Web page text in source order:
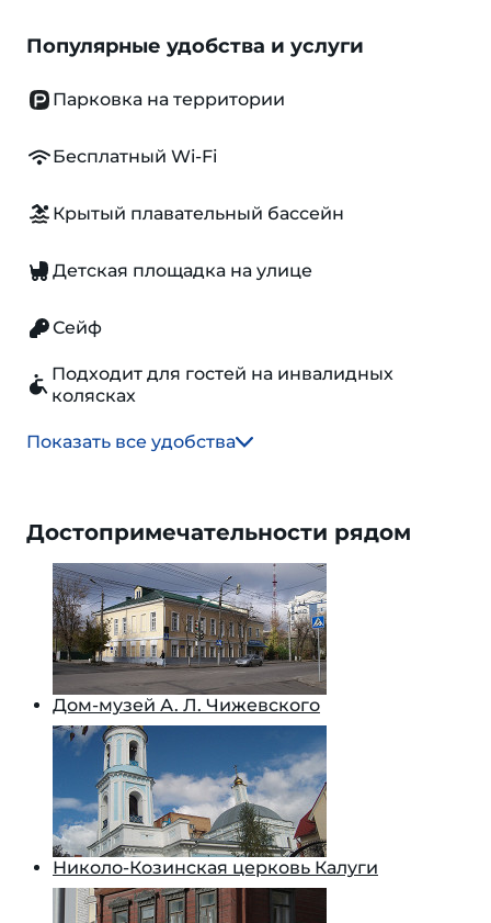
Популярные удобства и услуги
Парковка на территории
Бесплатный Wi-Fi
Крытый плавательный бассейн
Детская площадка на улице
Сейф
Подходит для гостей на инвалидных
колясках
Показать все удобства
Достопримечательности рядом
Дом-музей А. Л. Чижевского
Николо-Козинская церковь Калуги